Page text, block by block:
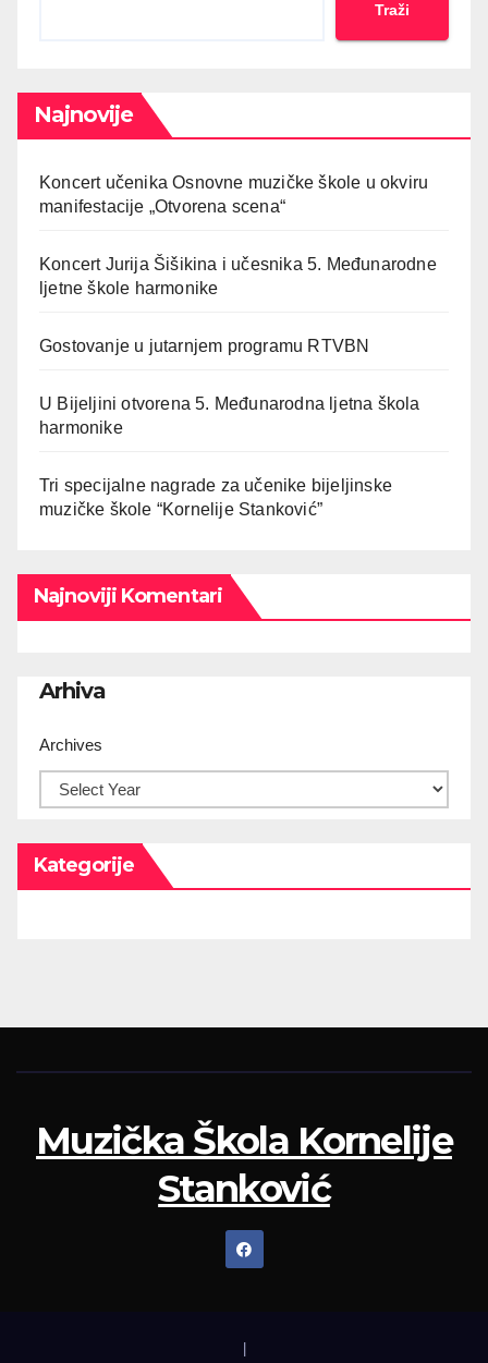
Traži
Najnovije
Koncert učenika Osnovne muzičke škole u okviru
manifestacije „Otvorena scena“
Koncert Jurija Šišikina i učesnika 5. Međunarodne
ljetne škole harmonike
Gostovanje u jutarnjem programu RTVBN
U Bijeljini otvorena 5. Međunarodna ljetna škola
harmonike
Tri specijalne nagrade za učenike bijeljinske
muzičke škole “Kornelije Stanković”
Najnoviji Komentari
Arhiva
Archives
Kategorije
Muzička Škola Kornelije
Stanković